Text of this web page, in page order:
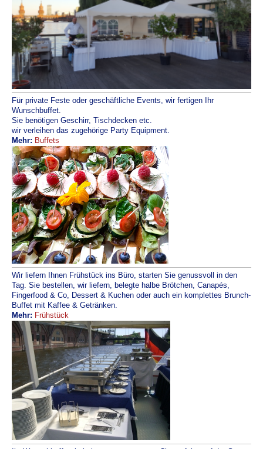
Für private Feste oder geschäftliche Events, wir fertigen Ihr
Wunschbuffet.
Sie benötigen Geschirr, Tischdecken etc.
wir verleihen das zugehörige Party Equipment.
Mehr: Buffets
Wir liefern Ihnen Frühstück ins Büro, starten Sie genussvoll in den
Tag. Sie bestellen, wir liefern, belegte halbe Brötchen, Canapés,
Fingerfood & Co, Dessert & Kuchen oder auch ein komplettes Brunch-
Buffet mit Kaffee & Getränken.
Mehr: Frühstück